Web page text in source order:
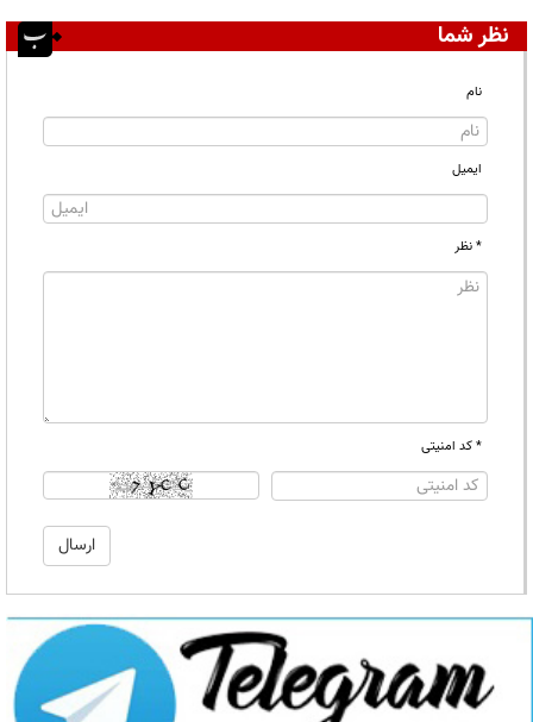
نظر شما
نام
ایمیل
* نظر
* کد امنیتی